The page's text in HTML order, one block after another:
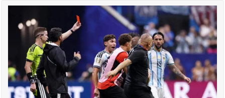
8-8-2026
أخبار لبنان خرق إسرائيلي في زوطر الغربية وساتر ترابي قبالة آخر
نقطة للجيش اللبناني
أخبار لبنان
روابط القطاع العام : إضراب الاثنين احتجاجا على